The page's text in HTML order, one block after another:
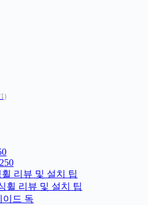
리뷰 및 설치 팁
휠 리뷰 및 설치 팁
이드 독